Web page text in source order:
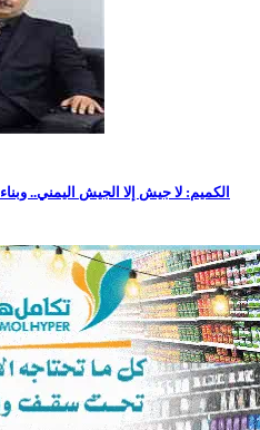
الكميم: لا جيش إلا الجيش اليمني..